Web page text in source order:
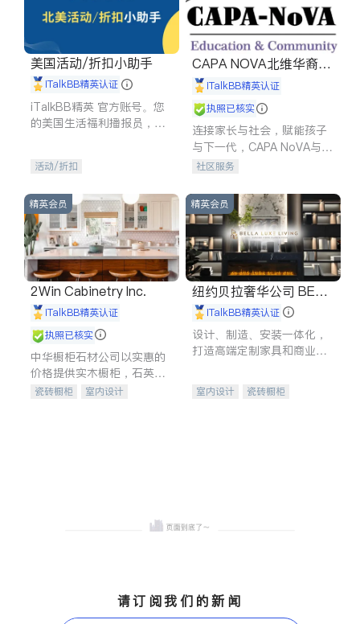
美国活动/折扣小助手
iTalkBB精英认证
iTalkBB精英 官方账号。您
的美国生活福利播报员，精
专属福利。
活动/折扣
CAPA NOVA北维华裔家
长会iTalkBB精英认证
执照已核实
连接家长与社会，赋能孩子
与下一代，CAPA NoVA与您
携手建设包容、公平、充满
社区服务
精英会员
2Win Cabinetry Inc.
iTalkBB精英认证
执照已核实
中华橱柜石材公司以实惠的
价格提供实木橱柜，石英石
台面，多种优质不锈钢水
瓷砖橱柜
室内设计
精英会员
纽约贝拉奢华公司 BELL
A LUXE
iTalkBB精英认证
设计、制造、安装一体化，
打造高端定制家具和商业空
室内设计
瓷砖橱柜
请订阅我们的新闻